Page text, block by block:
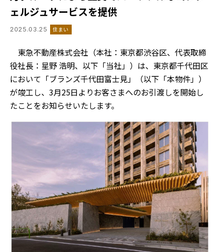
ェルジュサービスを提供
2025.03.25 住まい
東急不動産株式会社（本社：東京都渋谷区、代表取締
役社長：星野 浩明、以下「当社」）は、東京都千代田区
において「ブランズ千代田富士見」（以下「本物件」）
が竣工し、3月25日よりお客さまへのお引渡しを開始し
たことをお知らせいたします。